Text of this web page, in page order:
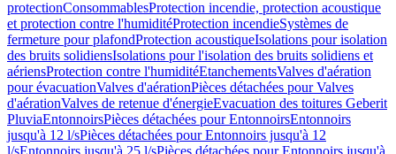
protectionConsommablesProtection incendie, protection acoustique
et protection contre l'humiditéProtection incendieSystèmes de
fermeture pour plafondProtection acoustiqueIsolations pour isolation
des bruits solidiensIsolations pour l'isolation des bruits solidiens et
aériensProtection contre l'humiditéEtanchementsValves d'aération
pour évacuationValves d'aérationPièces détachées pour Valves
d'aérationValves de retenue d'énergieEvacuation des toitures Geberit
PluviaEntonnoirsPièces détachées pour EntonnoirsEntonnoirs
jusqu'à 12 l/sPièces détachées pour Entonnoirs jusqu'à 12
l/sEntonnoirs jusqu'à 25 l/sPièces détachées pour Entonnoirs jusqu'à